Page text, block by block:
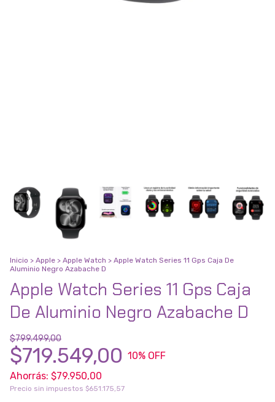
Inicio > Apple > Apple Watch > Apple Watch Series 11 Gps Caja De
Aluminio Negro Azabache D
Apple Watch Series 11 Gps Caja
De Aluminio Negro Azabache D
$799.499,00
$719.549,00 10% OFF
Ahorrás: $79.950,00
Precio sin impuestos $651.175,57